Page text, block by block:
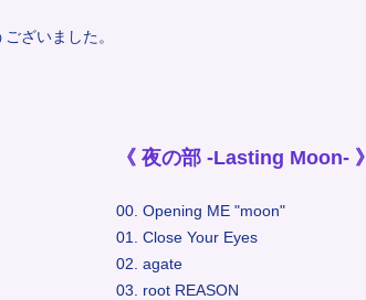
ざいました。
《 夜の部 -Lasting Moon- 》
00. Opening ME "moon"
01. Close Your Eyes
02. agate
03. root REASON